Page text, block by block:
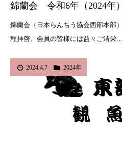
錦蘭会 令和6年（2024年
錦蘭会（日本らんちう協会西部本部
程拝啓、会員の皆様には益々ご清栄…
2024.4.7 2024年